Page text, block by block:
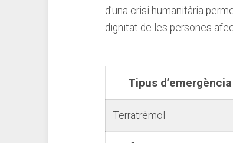
d’una crisi humanitària
dignitat de les persones
Tipus d’emergència
Terratrèmol